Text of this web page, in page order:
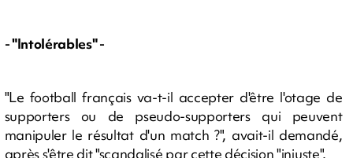
- "Intolérables" -
"Le football français va-t-il accepter d'être l'otage de
supporters ou de pseudo-supporters qui peuvent
manipuler le résultat d'un match ?", avait-il demandé,
après s'être dit "scandalisé par cette décision "injuste".